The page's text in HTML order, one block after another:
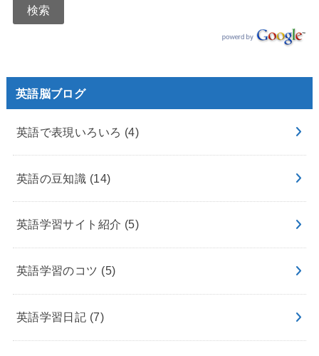
英語脳ブログ
英語で表現いろいろ (4)
英語の豆知識 (14)
英語学習サイト紹介 (5)
英語学習のコツ (5)
英語学習日記 (7)